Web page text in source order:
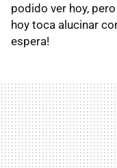
podido ver hoy,
hoy toca alucinar
espera!